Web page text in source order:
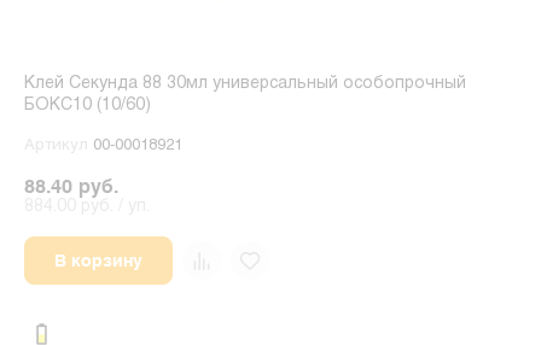
Клей Секунда 88 30мл универсальный особопрочный
БОКС10 (10/60)
Артикул 00-00018921
88.40 руб.
В корзину